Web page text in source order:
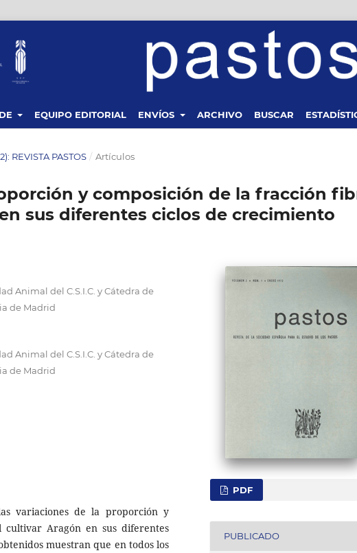
EQUIPO EDITORIAL ENVÍOS ARCHIVO BUSCAR
REVISTA PASTOS / Artículos
y composición de la fracción
sus diferentes ciclos de crecimiento
Animal del C.S.I.C. y Cátedra de
de Madrid
Animal del C.S.I.C. y Cátedra de
de Madrid
variaciones de la proporción y
Aragón en sus diferentes
muestran que en todos los
PDF
PUBLICADO